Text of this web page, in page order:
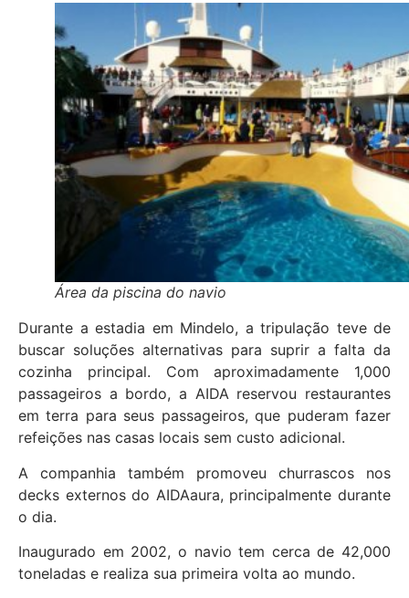
Área da piscina do navio
Durante a estadia em Mindelo, a tripulação teve de
buscar soluções alternativas para suprir a falta da
cozinha principal. Com aproximadamente 1,000
passageiros a bordo, a AIDA reservou restaurantes
em terra para seus passageiros, que puderam fazer
refeições nas casas locais sem custo adicional.
A companhia também promoveu churrascos nos
decks externos do AIDAaura, principalmente durante
o dia.
Inaugurado em 2002, o navio tem cerca de 42,000
toneladas e realiza sua primeira volta ao mundo.